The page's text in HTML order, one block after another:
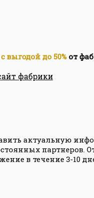
с выгодой до 50%от
фабрики
актуальную
партнеров.
в течение 3-10